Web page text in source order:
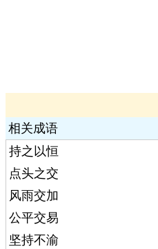
相关成语
持之以恒
点头之交
风雨交加
公平交易
坚持不渝